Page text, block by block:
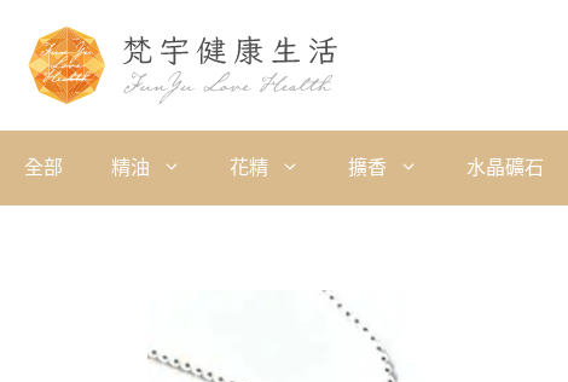
全部 精油 花精 擴香 水晶礦石